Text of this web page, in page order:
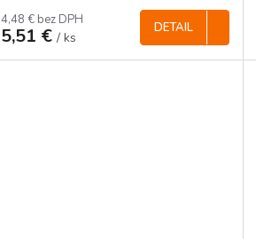
4,48 € bez DPH
5,51 € / ks
DETAIL